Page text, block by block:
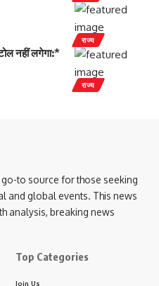
राज्य
राज्य
नहीं लगेगा:*
to source for those seeking
and global events. This news
analysis, breaking news
Top Categories
Join Us